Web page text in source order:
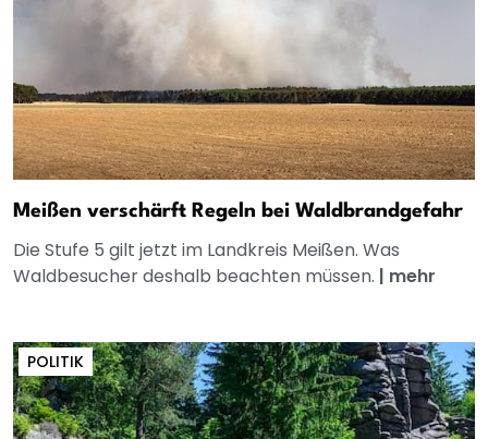
Meißen verschärft Regeln bei Waldbrandgefahr
Die Stufe 5 gilt jetzt im Landkreis Meißen. Was
Waldbesucher deshalb beachten müssen. | mehr
POLITIK